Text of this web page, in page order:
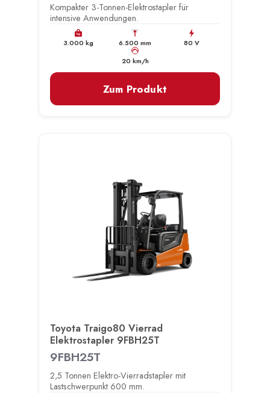
Kompakter 3-Tonnen-Elektrostapler für
intensive Anwendungen.
kg
3.000 kg 6.500 mm 80 V
km/h
20 km/h
Zum Produkt
Toyota Traigo80 Vierrad
Elektrostapler 9FBH25T
9FBH25T
2,5 Tonnen Elektro-Vierradstapler mit
Lastschwerpunkt 600 mm.